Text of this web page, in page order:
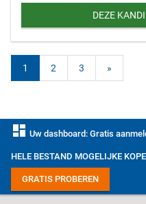
DEZE
1 2 3 »
dashboard Uw dashboard: Gratis
HELE BESTAND MOGELIJKE
GRATIS PROBEREN